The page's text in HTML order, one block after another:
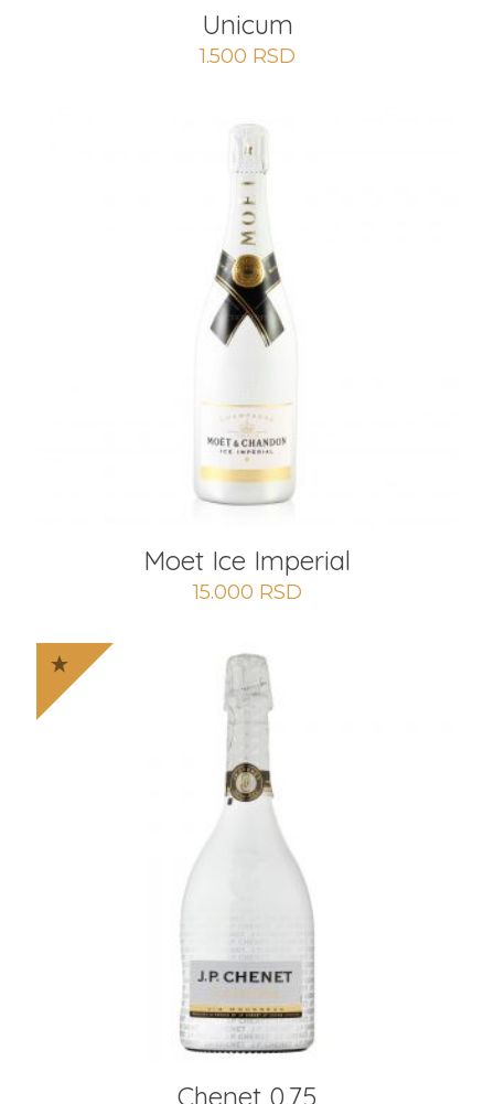
Unicum
1.500 RSD
Moet Ice Imperial
15.000 RSD
Chenet 0.75